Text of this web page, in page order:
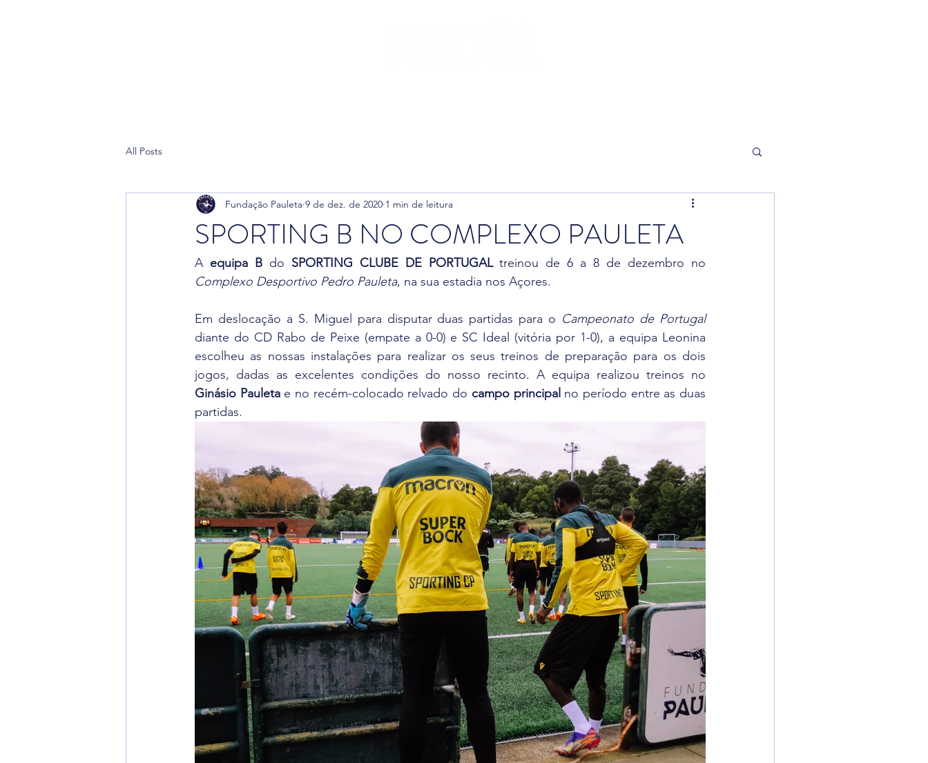
All Posts
SPORTING B NO COMPLEXO PAULETA
Fundação Pauleta 9 de dez. de 2020 1 min de leitura
A equipa B do SPORTING CLUBE DE PORTUGAL
Complexo Desportivo Pedro Pauleta, na sua estadia nos Açores.
Em deslocação a S. Miguel para disputar duas partidas para o
Campeonato de Portugal
diante do CD Rabo de Peixe (empate a 0-0) e SC Ideal (vitória por 1-0), a equipa Leonina
escolheu as nossas instalações para realizar os seus treinos de preparação para os dois
Ginásio Pauleta e no recém-colocado relvado do campo principal no período entre as duas
partidas.